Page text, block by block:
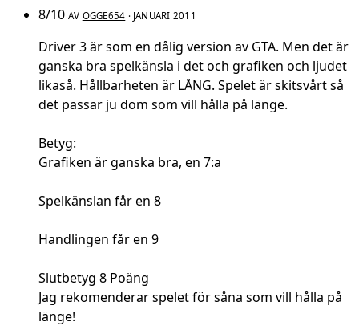
8/10 AV OGGE654 · JANUARI 2011
Driver 3 är som en dålig version av GTA. Men det är
ganska bra spelkänsla i det och grafiken och ljudet
likaså. Hållbarheten är LÅNG. Spelet är skitsvårt så
det passar ju dom som vill hålla på länge.
Betyg:
Grafiken är ganska bra, en 7:a
Spelkänslan får en 8
Handlingen får en 9
Slutbetyg 8 Poäng
Jag rekomenderar spelet för såna som vill hålla på
länge!